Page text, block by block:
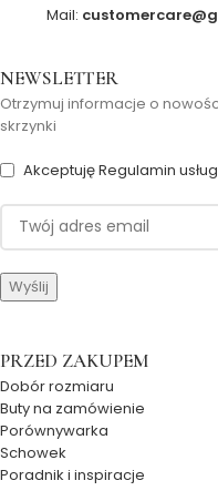
Mail:
NEWSLETTER
Otrzymuj informacje o
skrzynki
Akceptuję Regulamin
PRZED ZAKUPEM
Dobór rozmiaru
Buty na zamówienie
Porównywarka
Schowek
Poradnik i inspiracje